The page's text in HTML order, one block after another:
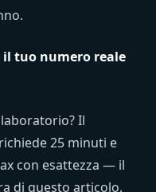
il tuo numero reale
Il
25 minuti e
con esattezza — il
di questo articolo.